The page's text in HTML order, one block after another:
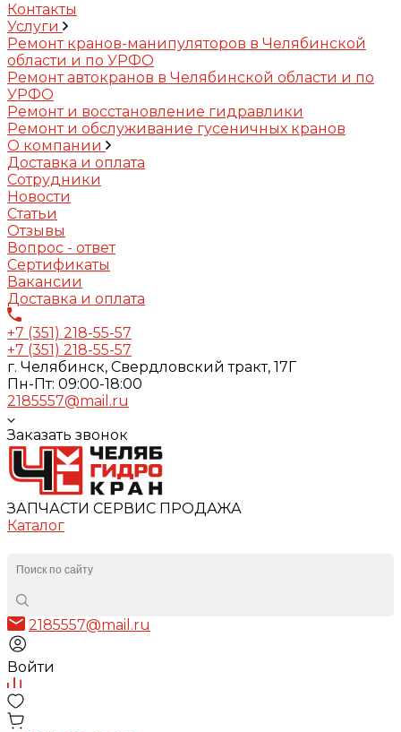
Контакты
Услуги
Ремонт кранов-манипуляторов в Челябинской
области и по УРФО
Ремонт автокранов в Челябинской области и по
УРФО
Ремонт и восстановление гидравлики
Ремонт и обслуживание гусеничных кранов
О компании
Доставка и оплата
Сотрудники
Новости
Статьи
Отзывы
Вопрос - ответ
Сертификаты
Вакансии
Доставка и оплата
+7 (351) 218-55-57
+7 (351) 218-55-57
г. Челябинск, Свердловский тракт, 17Г
Пн-Пт: 09:00-18:00
2185557@mail.ru
Заказать звонок
ЗАПЧАСТИ СЕРВИС ПРОДАЖА
Каталог
2185557@mail.ru
Войти